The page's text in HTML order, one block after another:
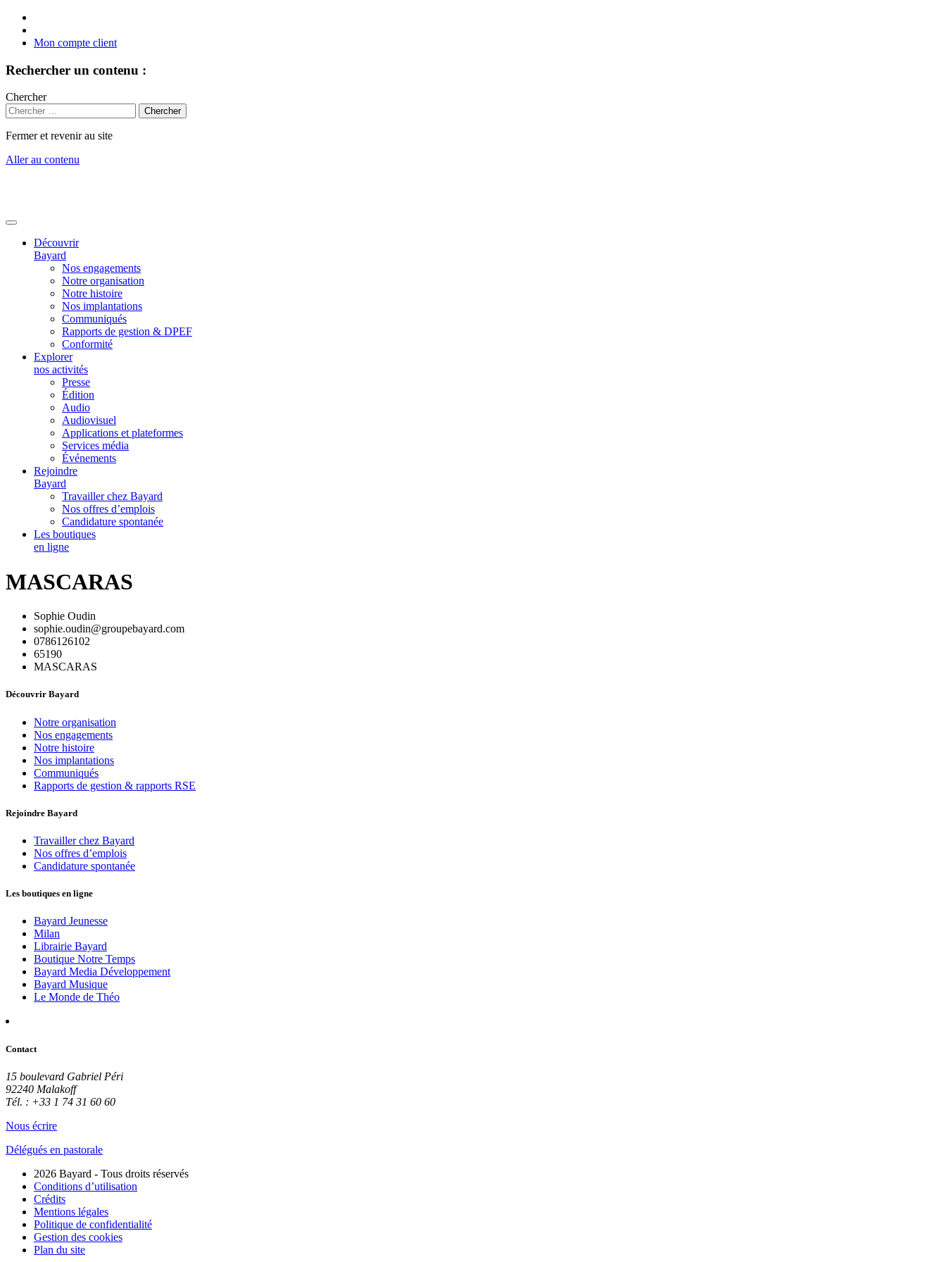
Mon compte client
Rechercher un contenu :
Chercher
Fermer et revenir au site
Aller au contenu
Découvrir
Bayard
Nos engagements
Notre organisation
Notre histoire
Nos implantations
Communiqués
Rapports de gestion & DPEF
Conformité
Explorer
nos activités
Presse
Édition
Audio
Audiovisuel
Applications et plateformes
Services média
Événements
Rejoindre
Bayard
Travailler chez Bayard
Nos offres d’emplois
Candidature spontanée
Les boutiques
en ligne
MASCARAS
Sophie Oudin
sophie.oudin@groupebayard.com
0786126102
65190
MASCARAS
Découvrir Bayard
Notre organisation
Nos engagements
Notre histoire
Nos implantations
Communiqués
Rapports de gestion & rapports RSE
Rejoindre Bayard
Travailler chez Bayard
Nos offres d’emplois
Candidature spontanée
Les boutiques en ligne
Bayard Jeunesse
Milan
Librairie Bayard
Boutique Notre Temps
Bayard Media Développement
Bayard Musique
Le Monde de Théo
Contact
15 boulevard Gabriel Péri
92240 Malakoff
Tél. : +33 1 74 31 60 60
Nous écrire
Délégués en pastorale
2026 Bayard - Tous droits réservés
Conditions d’utilisation
Crédits
Mentions légales
Politique de confidentialité
Gestion des cookies
Plan du site